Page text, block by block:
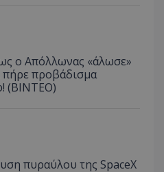
ο Απόλλωνας «άλωσε»
πήρε προβάδισμα
(ΒΙΝΤΕΟ)
πυραύλου της SpaceX